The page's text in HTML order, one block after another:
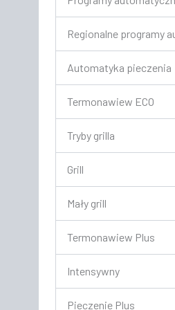
Regionalne programy
Automatyka pieczenia
Termonawiew ECO
Tryby grilla
Grill
Mały grill
Termonawiew Plus
Intensywny
Pieczenie Plus